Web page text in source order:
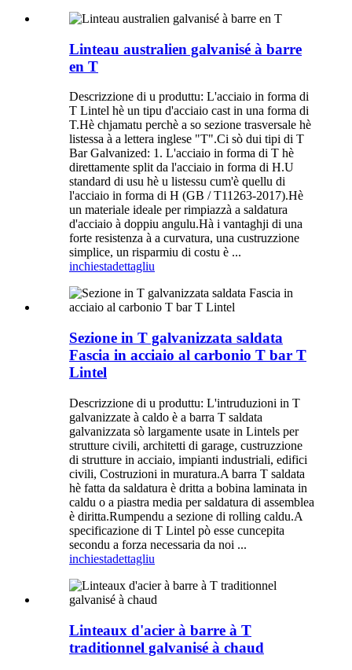
Linteau australien galvanisé à barre
en T
Descrizzione di u produttu: L'acciaio in forma di
T Lintel hè un tipu d'acciaio cast in una forma di
T.Hè chjamatu perchè a so sezione trasversale hè
listessa à a lettera inglese "T".Ci sò dui tipi di T
Bar Galvanized: 1. L'acciaio in forma di T hè
direttamente split da l'acciaio in forma di H.U
standard di usu hè u listessu cum'è quellu di
l'acciaio in forma di H (GB / T11263-2017).Hè
un materiale ideale per rimpiazzà a saldatura
d'acciaio à doppiu angulu.Hà i vantaghji di una
forte resistenza à a curvatura, una custruzzione
simplice, un risparmiu di costu è ...
inchiestadettagliu
Sezione in T galvanizzata saldata
Fascia in acciaio al carbonio T bar T
Lintel
Descrizzione di u produttu: L'intruduzioni in T
galvanizzate à caldo è a barra T saldata
galvanizzata sò largamente usate in Lintels per
strutture civili, architetti di garage, custruzzione
di strutture in acciaio, impianti industriali, edifici
civili, Costruzioni in muratura.A barra T saldata
hè fatta da saldatura è dritta a bobina laminata in
caldu o a piastra media per saldatura di assemblea
è diritta.Rumpendu a sezione di rolling caldu.A
specificazione di T Lintel pò esse cuncepita
secondu a forza necessaria da noi ...
inchiestadettagliu
Linteaux d'acier à barre à T
traditionnel galvanisé à chaud